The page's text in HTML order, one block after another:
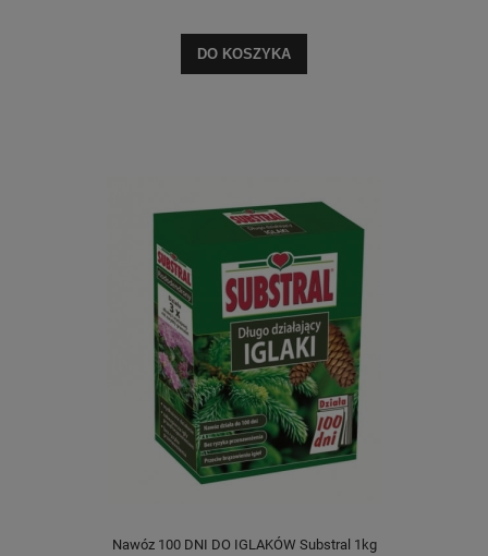
DO KOSZYKA
Nawóz 100 DNI DO IGLAKÓW Substral 1kg